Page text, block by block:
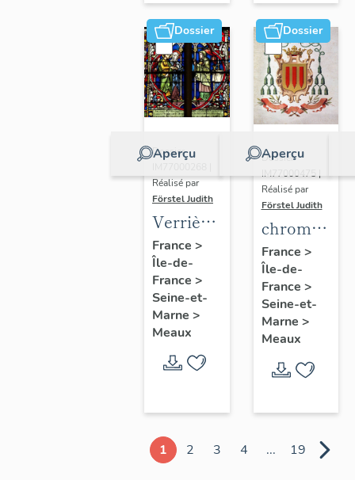
Dossier
Aperçu
Dossier
Réalisé par
Förstel Judith
Verrières
de la
chapelle
axiale
France >
Île-de-
France >
Seine-et-
Marne >
Meaux
Dossier
Aperçu
Dossier
IM77000475 |
Réalisé par
Förstel Judith
:
armoiries
d'évêques
et du
pape Pie
France >
Île-de-
France >
Seine-et-
Marne >
Meaux
1 2 3 4 ... 19